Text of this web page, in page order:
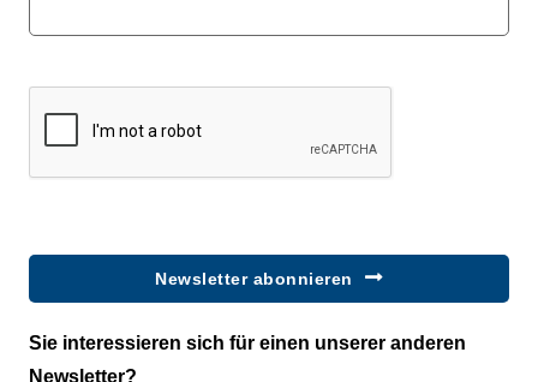
Newsletter abonnieren
Sie interessieren sich für einen unserer anderen
Newsletter?